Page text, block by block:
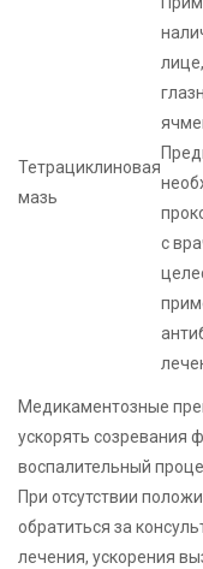
Тетрациклиновая
мазь
с
Медикаментозные
ускорять созревания
воспалительный
При отсутствии
обратиться за
лечения, ускорения